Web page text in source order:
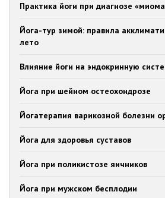
Практика йоги при диагнозе
Йога-тур зимой: правила
лето
Влияние йоги на эндокринную
Йога при шейном остеохондрозе
Йогатерапия варикозной болезни
Йога для здоровья суставов
Йога при поликистозе яичников
Йога при мужском бесплодии